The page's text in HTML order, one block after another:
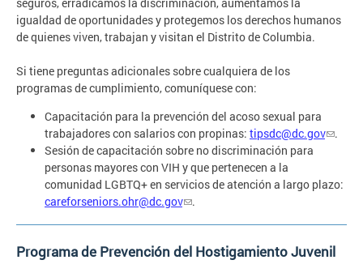
seguros, erradicamos la discriminación, aumentamos la
igualdad de oportunidades y protegemos los derechos humanos
de quienes viven, trabajan y visitan el Distrito de Columbia.
Si tiene preguntas adicionales sobre cualquiera de los
programas de cumplimiento, comuníquese con:
Capacitación para la prevención del acoso sexual para
trabajadores con salarios con propinas: tipsdc@dc.gov
.
Sesión de capacitación sobre no discriminación para
personas mayores con VIH y que pertenecen a la
comunidad LGBTQ+ en servicios de atención a largo plazo:
careforseniors.ohr@dc.gov
.
Programa de Prevención del Hostigamiento Juvenil